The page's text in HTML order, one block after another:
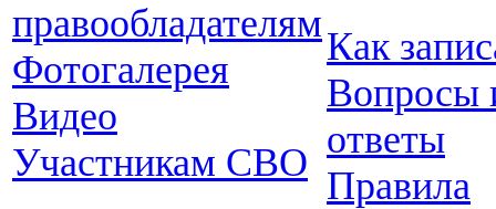
правообладателям
Фотогалерея
Видео
Участникам СВО
Как
Вопросы
ответы
Правила